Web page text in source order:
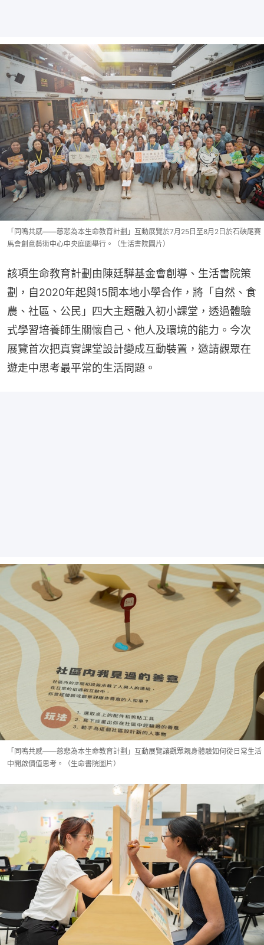
「同鳴共感——慈悲為本生命教育計劃」互動展覽於7月25日至8月2日於石硤尾賽
馬會創意藝術中心中央庭園舉行。（生活書院圖片）
該項生命教育計劃由陳廷驊基金會創導、生活書院策
劃，自2020年起與15間本地小學合作，將「自然、食
農、社區、公民」四大主題融入初小課堂，透過體驗
式學習培養師生關懷自己、他人及環境的能力。今次
展覽首次把真實課堂設計變成互動裝置，邀請觀眾在
遊走中思考最平常的生活問題。
「同鳴共感——慈悲為本生命教育計劃」互動展覽讓觀眾親身體驗如何從日常生活
中開啟價值思考。（生命書院圖片）